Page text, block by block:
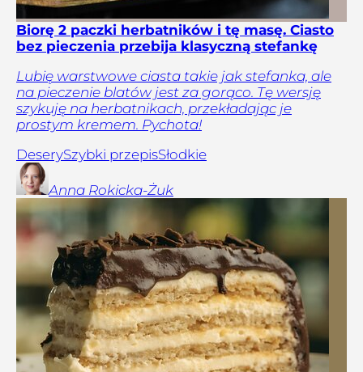
Biorę 2 paczki herbatników i tę masę. Ciasto
bez pieczenia przebija klasyczną stefankę
Lubię warstwowe ciasta takie jak stefanka, ale
na pieczenie blatów jest za gorąco. Tę wersję
szykuję na herbatnikach, przekładając je
prostym kremem. Pychota!
DeserySzybki przepisSłodkie
Anna Rokicka-Żuk